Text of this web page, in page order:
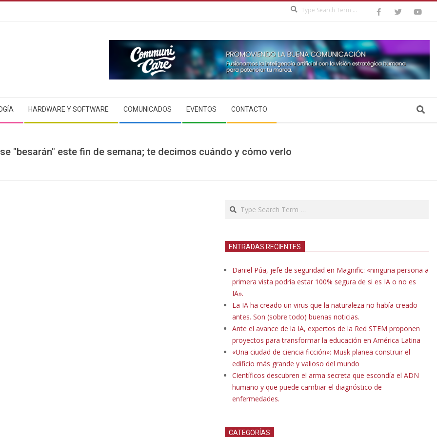
HARDWARE Y SOFTWARE COMUNICADOS EVENTOS CONTACTO Search
"besarán" este fin de semana; te decimos cuándo y cómo verlo
Search
ENTRADAS RECIENTES
Daniel Púa, jefe de seguridad en Magnific: «ninguna persona a
primera vista podría estar 100% segura de si es IA o no es
IA».
La IA ha creado un virus que la naturaleza no había creado
antes. Son (sobre todo) buenas noticias.
Ante el avance de la IA, expertos de la Red STEM proponen
proyectos para transformar la educación en América Latina
«Una ciudad de ciencia ficción»: Musk planea construir el
edificio más grande y valioso del mundo
Científicos descubren el arma secreta que escondía el ADN
humano y que puede cambiar el diagnóstico de
enfermedades.
CATEGORÍAS